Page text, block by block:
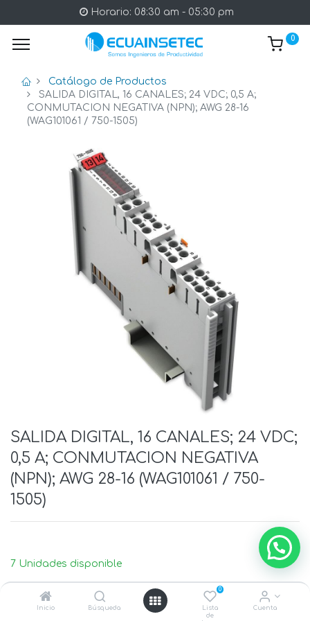
Inicio Búsqueda
0
Lista
de
Cuenta
Horario: 08:30 am - 05:30 pm
0
Catálogo de Productos
SALIDA DIGITAL, 16 CANALES; 24 VDC; 0,5 A;
CONMUTACION NEGATIVA (NPN); AWG 28-16
(WAG101061 / 750-1505)
SALIDA DIGITAL, 16 CANALES; 24 VDC;
0,5 A; CONMUTACION NEGATIVA
(NPN); AWG 28-16 (WAG101061 / 750-
1505)
7 Unidades disponible